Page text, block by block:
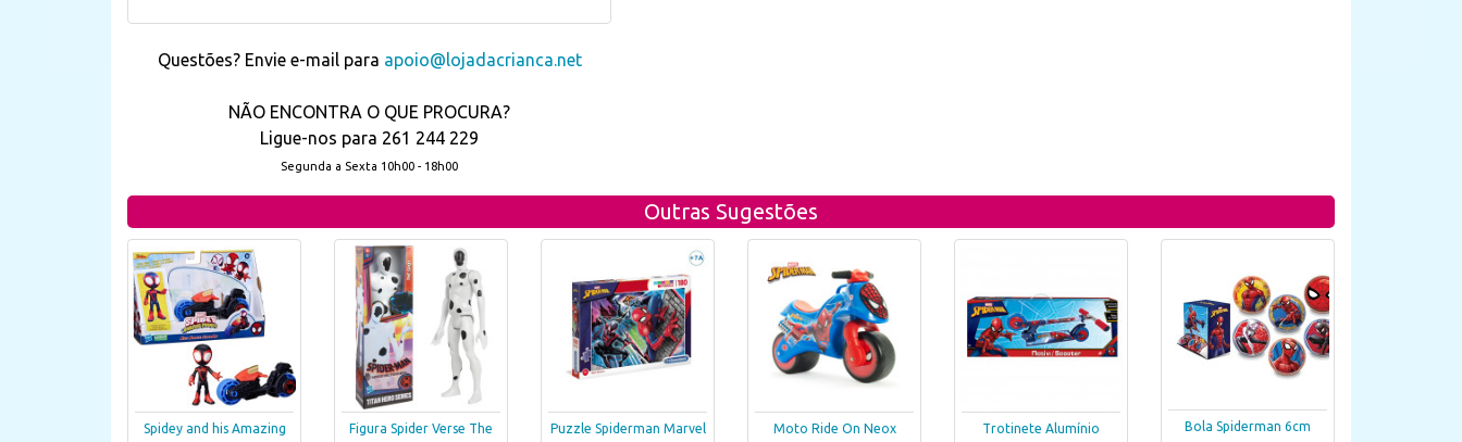
Questões? Envie e-mail para apoio@lojadacrianca.net
NÃO ENCONTRA O QUE PROCURA?
Ligue-nos para 261 244 229
Segunda a Sexta 10h00 - 18h00
Outras Sugestões
Spidey and his Amazing
Figura Spider Verse The
Puzzle Spiderman Marvel
Moto Ride On Neox
Trotinete Alumínio
Bola Spiderman 6cm